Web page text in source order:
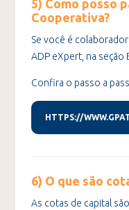
5) Como posso
Cooperativa?
Se você é
ADP eXpert, na seção
Confira o passo a
HTTPS://
6) O que são
As cotas de capital